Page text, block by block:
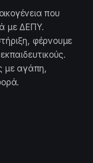
που
με ΔΕΠΥ.
φέρνουμε
με αγάπη,